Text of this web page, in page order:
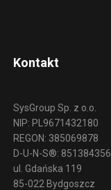
Kontakt
SysGroup Sp. z o.o.
NIP: PL9671432180
REGON: 385069878
D-U-N-S®: 851384356
ul. Gdańska 119
85-022 Bydgoszcz